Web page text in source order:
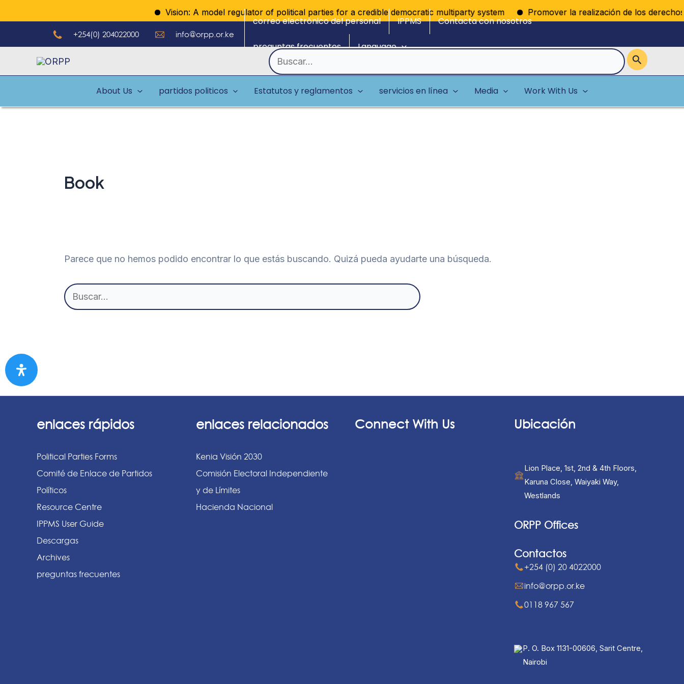
Vision: A model regulator of political parties for a credible democratic multiparty system Promover la realización de los derechos
al
+254(0) 204022000 info@orpp.or.ke
correo electrónico del personal IPPMS Contacta con nosotros
preguntas frecuentes Language
Buscar
por:
About Us partidos politicos Estatutos y reglamentos servicios en línea Media Work With Us
Book
Parece que no hemos podido encontrar lo que estás buscando. Quizá pueda ayudarte una búsqueda.
Buscar
enlaces rápidos
Political Parties Forms
Comité de Enlace de Partidos
Políticos
Resource Centre
IPPMS User Guide
Descargas
Archives
preguntas frecuentes
enlaces relacionados
Kenia Visión 2030
Comisión Electoral Independiente
y de Límites
Hacienda Nacional
Connect With Us Ubicación
Lion Place, 1st, 2nd & 4th Floors,
Karuna Close, Waiyaki Way,
Westlands
ORPP Offices
Contactos
+254 (0) 20 4022000
info@orpp.or.ke
0118 967 567
P. O. Box 1131-00606, Sarit Centre,
Nairobi